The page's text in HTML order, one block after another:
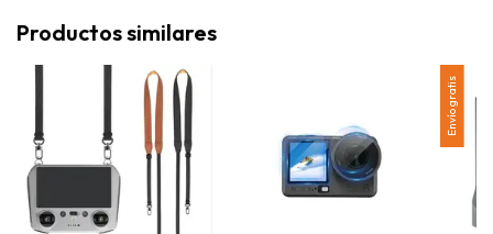
Productos similares
Envío gratis